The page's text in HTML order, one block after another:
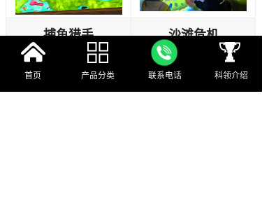
捕鱼猎手 沙滩危机
联系电话 科领介绍
首页 产品分类